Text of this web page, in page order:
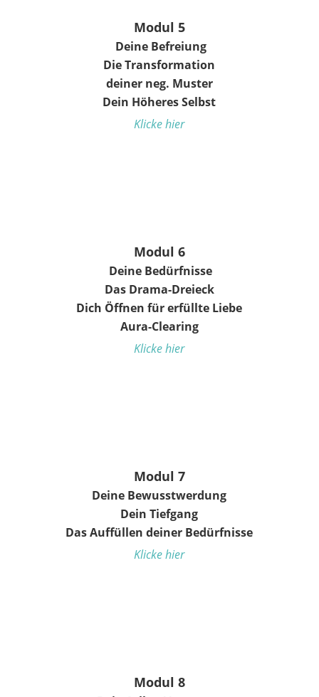
Modul 5
Deine Befreiung
Die Transformation
deiner neg. Muster
Dein Höheres Selbst
Klicke hier
Modul 6
Deine Bedürfnisse
Das Drama-Dreieck
Dich Öffnen für erfüllte Liebe
Aura-Clearing
Klicke hier
Modul 7
Deine Bewusstwerdung
Dein Tiefgang
Das Auffüllen deiner Bedürfnisse
Klicke hier
Modul 8